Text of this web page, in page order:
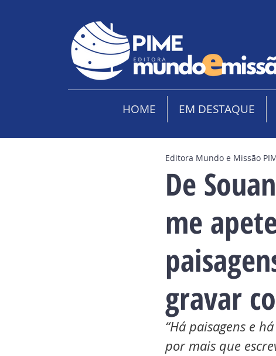
HOME EM DESTAQUE
De
me
gravar
Editora Mundo e Missão
“Há paisagens e
por mais que